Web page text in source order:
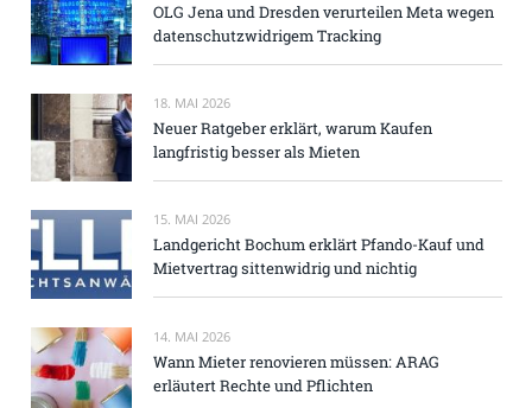
OLG Jena und Dresden verurteilen Meta wegen
datenschutzwidrigem Tracking
18. MAI 2026
Neuer Ratgeber erklärt, warum Kaufen
langfristig besser als Mieten
15. MAI 2026
Landgericht Bochum erklärt Pfando-Kauf und
Mietvertrag sittenwidrig und nichtig
14. MAI 2026
Wann Mieter renovieren müssen: ARAG
erläutert Rechte und Pflichten